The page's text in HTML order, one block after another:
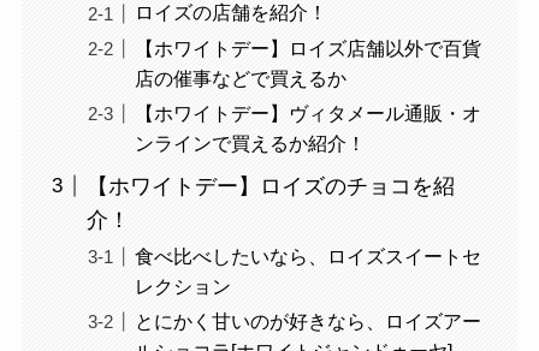
ロイズの店舗を紹介！
【ホワイトデー】ロイズ店舗以外で百貨
店の催事などで買えるか
【ホワイトデー】ヴィタメール通販・オ
ンラインで買えるか紹介！
【ホワイトデー】ロイズのチョコを紹
介！
食べ比べしたいなら、ロイズスイートセ
レクション
とにかく甘いのが好きなら、ロイズアー